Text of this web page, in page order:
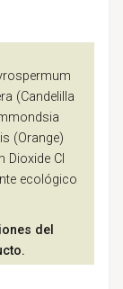
(Candelilla
(Orange)
Dioxide CI
ecológico
del